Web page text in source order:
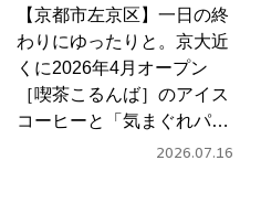
【京都市左京区】一日の終
わりにゆったりと。京大近
くに2026年4月オープン
［喫茶こるんば］のアイス
コーヒーと「気まぐれパス
2026.07.16